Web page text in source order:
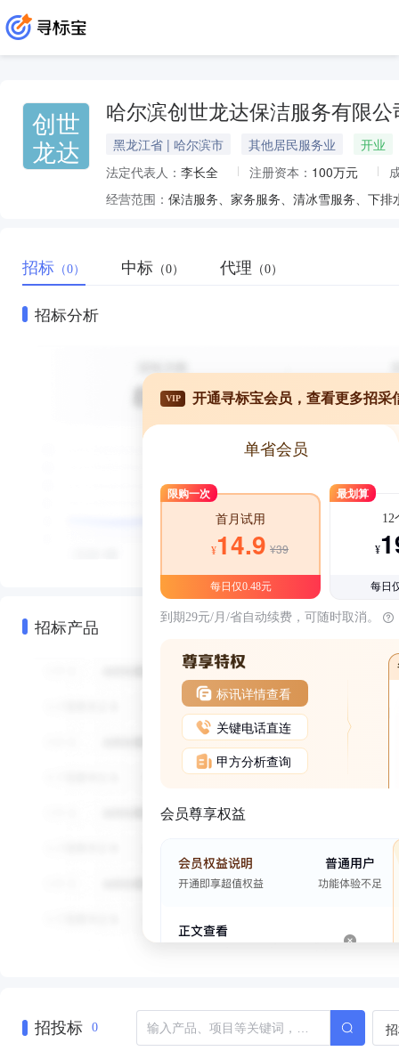
创世
龙达
哈尔滨创世龙达保洁服务有限公
黑龙江省 | 哈尔滨市 其他居民服务业
开业
法定代表人： 李长全 注册资本： 100万元
经营范围： 保洁服务、家务服务、清冰雪服务、下
招标 （0） 中标 （0） 代理 （0）
招标分析
招标产品
VIP 开通寻标宝会员，查看更多招采
单省会员
限购一次
首月试用
¥14.9 ¥39
每日仅0.48元
最划算
12
¥
每日
到期29元/月/省自动续费，可随时取消。
标讯详情查看
关键电话直连
甲方分析查询
会员尊享权益
招投标 0